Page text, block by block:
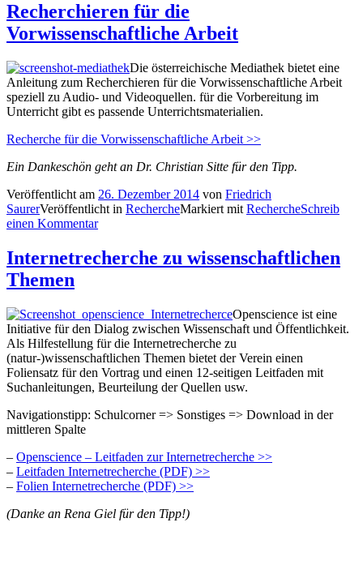
Recherchieren für die
Vorwissenschaftliche Arbeit
Die österreichische Mediathek bietet eine
Anleitung zum Recherchieren für die Vorwissenschaftliche Arbeit
speziell zu Audio- und Videoquellen. für die Vorbereitung im
Unterricht gibt es passende Unterrichtsmaterialien.
Recherche für die Vorwissenschaftliche Arbeit >>
Ein Dankeschön geht an Dr. Christian Sitte für den Tipp.
Veröffentlicht am 26. Dezember 2014 von Friedrich
SaurerVeröffentlicht in RechercheMarkiert mit RechercheSchreib
einen Kommentar
Internetrecherche zu wissenschaftlichen
Themen
Openscience ist eine
Initiative für den Dialog zwischen Wissenschaft und Öffentlichkeit.
Als Hilfestellung für die Internetrecherche zu
(natur-)wissenschaftlichen Themen bietet der Verein einen
Foliensatz für den Vortrag und einen 12-seitigen Leitfaden mit
Suchanleitungen, Beurteilung der Quellen usw.
Navigationstipp: Schulcorner => Sonstiges => Download in der
mittleren Spalte
– Openscience – Leitfaden zur Internetrecherche >>
– Leitfaden Internetrecherche (PDF) >>
– Folien Internetrecherche (PDF) >>
(Danke an Rena Giel für den Tipp!)